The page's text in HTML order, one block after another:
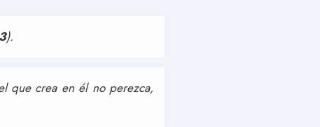
).
que crea en él no perezca,